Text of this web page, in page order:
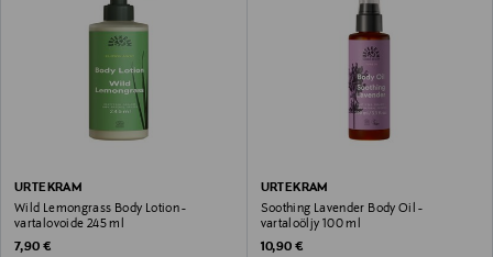
URTEKRAM
Wild Lemongrass Body Lotion -
vartalovoide 245 ml
Original Price
7,90 €
URTEKRAM
Soothing Lavender Body Oil -
vartaloöljy 100 ml
Original Price
10,90 €